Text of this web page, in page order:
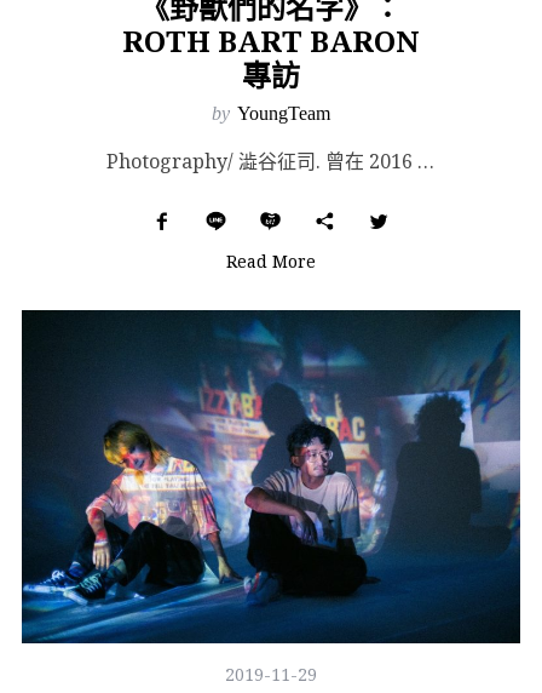
ROTH BART BARON
專訪
by YoungTeam
Photography/ 澁谷征司. 曾在 2016 年來台與瑞典樂團 The Radio Dept...
Read More
2019-11-29